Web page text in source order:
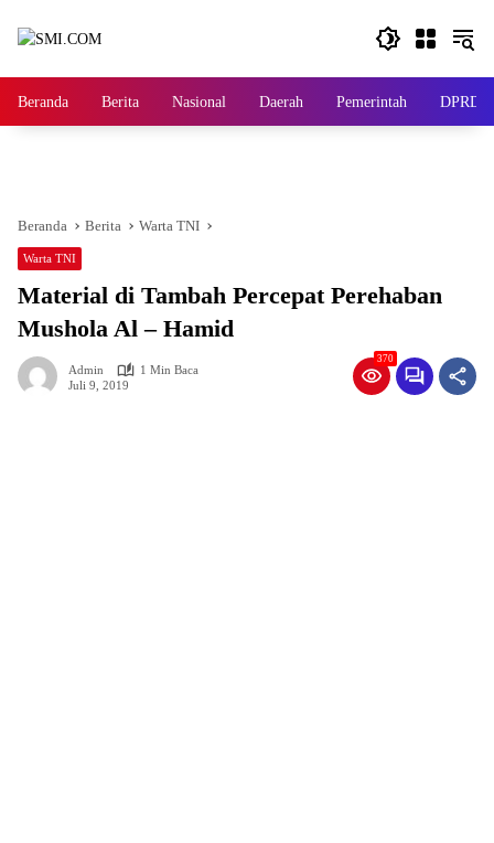
Beranda Berita Nasional Daerah Pemerintah DPRD
Beranda Berita Warta TNI
Warta TNI
Material di Tambah Percepat Perehaban
Mushola Al – Hamid
Admin
1 Min Baca
Juli 9, 2019
370